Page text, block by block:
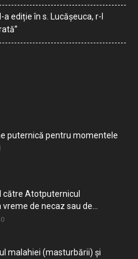
ediție în s. Lucășeuca, r-l
puternică pentru momentele
Atotputernicul
vreme de necaz sau de...
malahiei (masturbării) şi